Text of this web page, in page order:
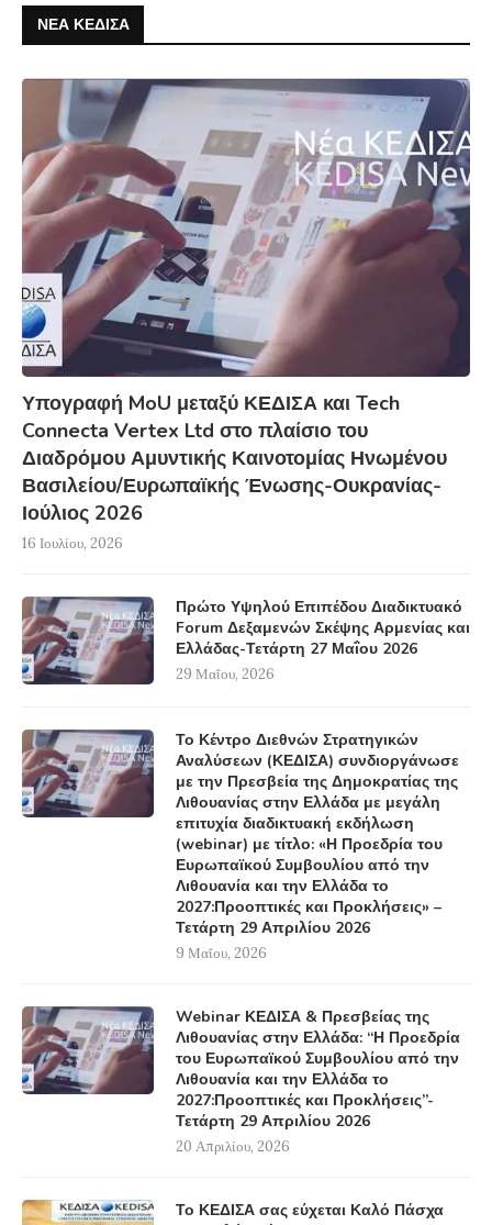
ΝΕΑ ΚΕΔΙΣΑ
Υπογραφή MoU μεταξύ ΚΕΔΙΣΑ και Tech
Connecta Vertex Ltd στο πλαίσιο του
Διαδρόμου Αμυντικής Καινοτομίας Ηνωμένου
Βασιλείου/Ευρωπαϊκής Ένωσης-Ουκρανίας-
Ιούλιος 2026
16 Ιουλίου, 2026
Πρώτο Υψηλού Επιπέδου Διαδικτυακό
Forum Δεξαμενών Σκέψης Αρμενίας και
Ελλάδας-Τετάρτη 27 Μαΐου 2026
29 Μαΐου, 2026
Το Κέντρο Διεθνών Στρατηγικών
Αναλύσεων (ΚΕΔΙΣΑ) συνδιοργάνωσε
με την Πρεσβεία της Δημοκρατίας της
Λιθουανίας στην Ελλάδα με μεγάλη
επιτυχία διαδικτυακή εκδήλωση
(webinar) με τίτλο: «Η Προεδρία του
Ευρωπαϊκού Συμβουλίου από την
Λιθουανία και την Ελλάδα το
2027:Προοπτικές και Προκλήσεις» –
Τετάρτη 29 Απριλίου 2026
9 Μαΐου, 2026
Webinar ΚΕΔΙΣΑ & Πρεσβείας της
Λιθουανίας στην Ελλάδα: “Η Προεδρία
του Ευρωπαϊκού Συμβουλίου από την
Λιθουανία και την Ελλάδα το
2027:Προοπτικές και Προκλήσεις”-
Τετάρτη 29 Απριλίου 2026
20 Απριλίου, 2026
Το ΚΕΔΙΣΑ σας εύχεται Καλό Πάσχα